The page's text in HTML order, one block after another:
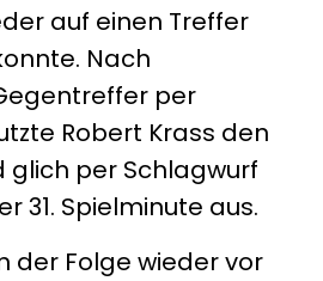
auf einen Treffer
Nach
per
Robert Krass den
glich per Schlagwurf
31. Spielminute aus.
der Folge wieder vor